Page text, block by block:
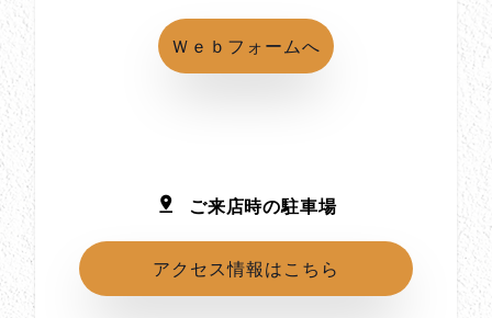
Ｗｅｂフォームへ
ご来店時の駐車場
アクセス情報はこちら
所在地